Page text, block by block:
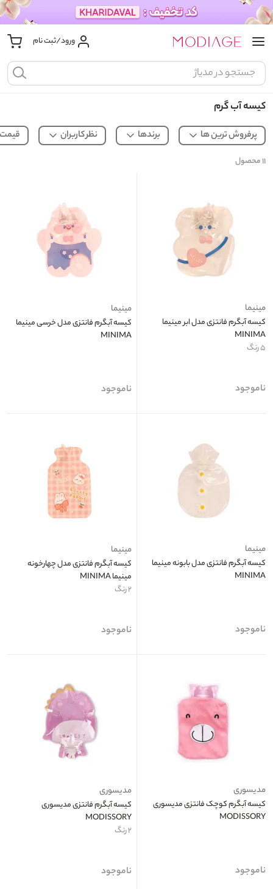
ورود/ثبت نام
کیسه آب گرم
پرفروش ترین ها برندها نظر کاربران
۱۱محصول
مینیما
کیسه آبگرم فانتزی مدل ابر مینیما
MINIMA
۵ رنگ
ناموجود
مینیما
کیسه آبگرم فانتزی مدل خرسی مینیما
MINIMA
ناموجود
مینیما
کیسه آبگرم فانتزی مدل بابونه مینیما
MINIMA
ناموجود
مینیما
کیسه آبگرم فانتزی مدل چهارخونه
مینیما MINIMA
۲ رنگ
ناموجود
مدیسوری
کیسه آبگرم کوچک فانتزی مدیسوری
MODISSORY
ناموجود
مدیسوری
کیسه آبگرم فانتزی مدیسوری
MODISSORY
۲ رنگ
ناموجود